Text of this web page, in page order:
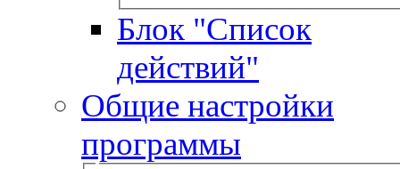
Блок "Список
действий"
Общие настройки
программы